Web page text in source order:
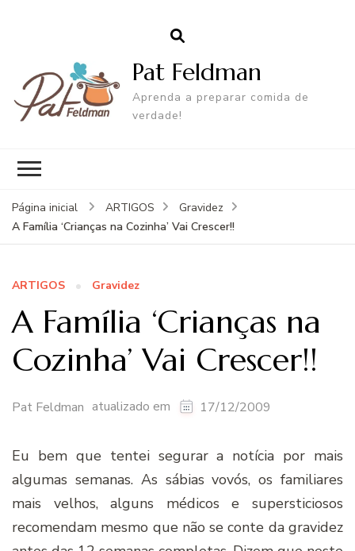
Pat Feldman
Aprenda a preparar comida de
verdade!
Página inicial ARTIGOS
Gravidez
A Família ‘Crianças na Cozinha’ Vai Crescer!!
ARTIGOS Gravidez
A Família ‘Crianças na
Cozinha’ Vai Crescer!!
Pat Feldman atualizado em 17/12/2009
Eu bem que tentei segurar a notícia por mais
algumas semanas. As sábias vovós, os familiares
mais velhos, alguns médicos e supersticiosos
recomendam mesmo que não se conte da gravidez